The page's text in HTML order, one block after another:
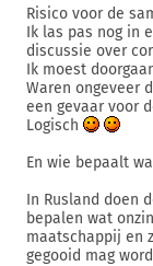
Risico voor de
Ik las pas nog in
discussie over
Ik moest
Waren ongeveer
een gevaar voor
Logisch
En wie bepaalt
In Rusland doen
bepalen wat
maatschappij en
gegooid mag